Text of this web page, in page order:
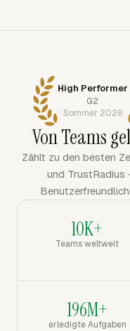
High Performer
G2
Sommer 2026
Von Teams
Zählt zu den besten
und
10K+
Teams weltweit
196M+
erledigte Aufgaben